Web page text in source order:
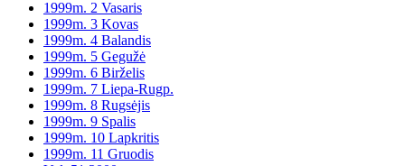
1999m. 2 Vasaris
1999m. 3 Kovas
1999m. 4 Balandis
1999m. 5 Gegužė
1999m. 6 Birželis
1999m. 7 Liepa-Rugp.
1999m. 8 Rugsėjis
1999m. 9 Spalis
1999m. 10 Lapkritis
1999m. 11 Gruodis